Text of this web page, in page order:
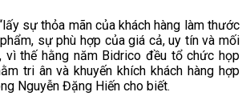
sự thỏa mãn của khách hàng làm thước
sự phù hợp của giá cả, uy tín và mối
vì thế hằng năm Bidrico đều tổ chức họp
tri ân và khuyến khích khách hàng hợp
Nguyễn Đặng Hiến cho biết.